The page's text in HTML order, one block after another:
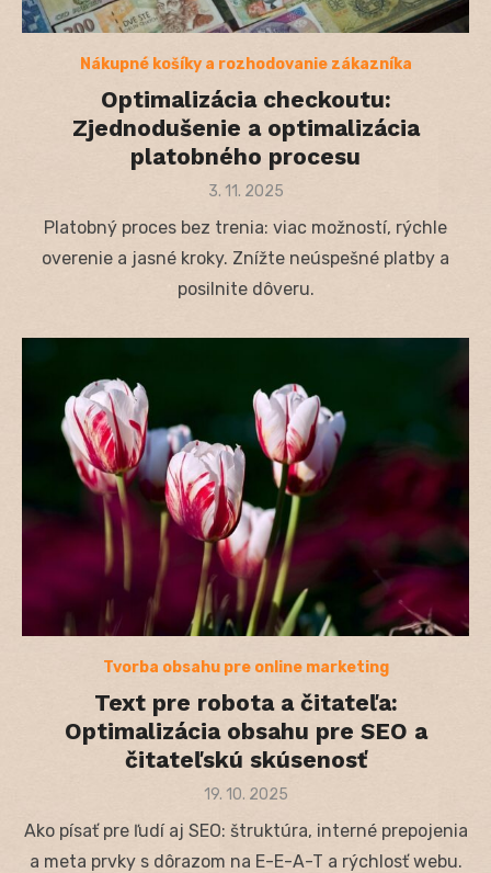
Nákupné košíky a rozhodovanie zákazníka
Optimalizácia checkoutu:
Zjednodušenie a optimalizácia
platobného procesu
Posted
3. 11. 2025
Platobný proces bez trenia: viac možností, rýchle
overenie a jasné kroky. Znížte neúspešné platby a
posilnite dôveru.
Tvorba obsahu pre online marketing
Text pre robota a čitateľa:
Optimalizácia obsahu pre SEO a
čitateľskú skúsenosť
Posted
19. 10. 2025
Ako písať pre ľudí aj SEO: štruktúra, interné prepojenia
a meta prvky s dôrazom na E-E-A-T a rýchlosť webu.